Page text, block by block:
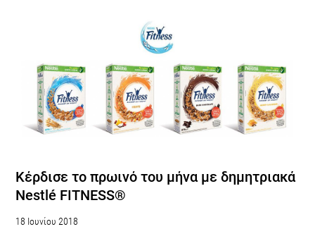
Κέρδισε το πρωινό του μήνα με δημητριακά
Nestlé FITNESS®
18 Ιουνίου 2018